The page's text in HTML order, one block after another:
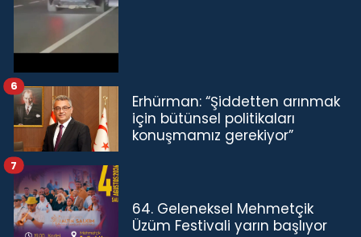
Erhürman: “Şiddetten arınmak
için bütünsel politikaları
konuşmamız gerekiyor”
6
64. Geleneksel Mehmetçik
Üzüm Festivali yarın başlıyor
7